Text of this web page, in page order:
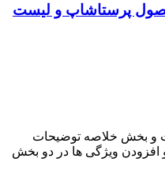
پرستاشاپ و لیست
و بخش خلاصه توضیحات
ویژگی ها در دو بخش